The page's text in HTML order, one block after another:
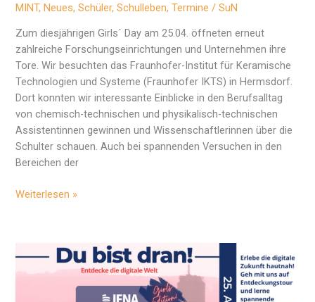
MINT,Neues,Schüler,Schulleben,Termine /SuN
Zum diesjährigen Girls´ Day am 25.04. öffneten erneut
zahlreiche Forschungseinrichtungen und Unternehmen ihre
Tore. Wir besuchten das Fraunhofer-Institut für Keramische
Technologien und Systeme (Fraunhofer IKTS) in Hermsdorf.
Dort konnten wir interessante Einblicke in den Berufsalltag
von chemisch-technischen und physikalisch-technischen
Assistentinnen gewinnen und Wissenschaftlerinnen über die
Schulter schauen. Auch bei spannenden Versuchen in den
Bereichen der
Girls
Besuch
am
Weiterlesen »